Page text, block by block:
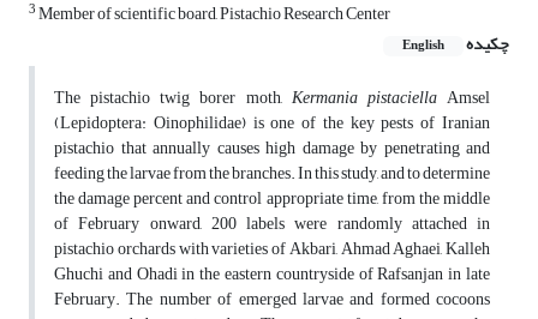
3Member of scientific board, Pistachio Research Center
چکیده
English
The pistachio twig borer moth, Kermania pistaciellaAmsel
(Lepidoptera: Oinophilidae) is one of the key pests of Iranian
pistachio that annually causes high damage by penetrating and
feeding the larvae from the branches. In this study, and to determine
the damage percent and control appropriate time, from the middle
of February onward, 200 labels were randomly attached in
pistachio orchards with varieties of Akbari, Ahmad Aghaei, Kalleh
Ghuchi and Ohadi in the eastern countryside of Rafsanjan in late
February. The number of emerged larvae and formed cocoons